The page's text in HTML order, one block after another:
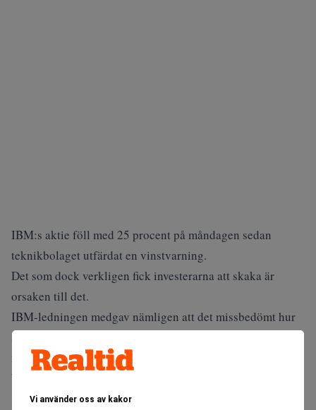
Vi använder oss av kakor
IBM:s aktie föll med 25 procent på måndagen sedan
teknikbolaget utfärdat en vinstvarning.
Det som dock verkligen fick investerarna att skaka är
orsaken till det.
IBM-ledningen medgav nämligen att det missbedömt hur
snabbt företagskunder skulle styra om sina investeringar
mot AI-relaterad infrastruktur.
Värsta raset på många år
Kursraset innebär den största nedgången för IBM-aktien